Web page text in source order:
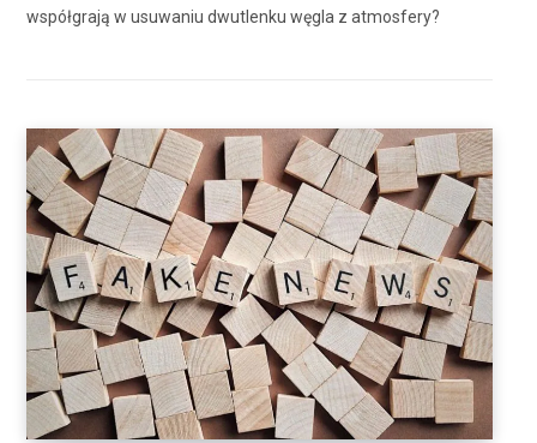
współgrają w usuwaniu dwutlenku węgla z atmosfery?